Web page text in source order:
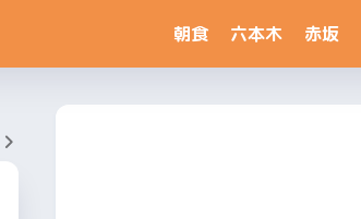
朝食 六本木 赤坂